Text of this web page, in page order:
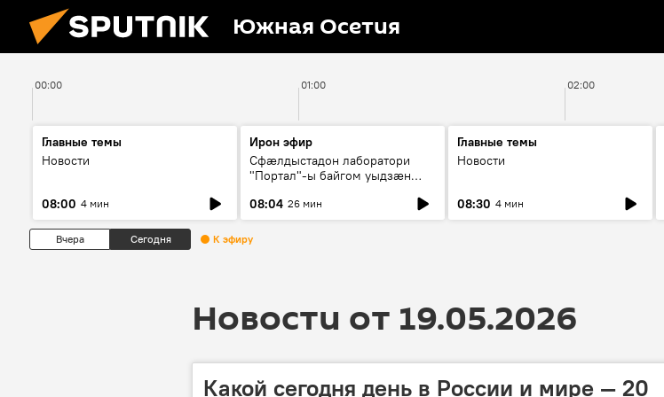
Южная Осетия
00:00 01:00 02:00
Главные темы
Новости
08:00 4 мин
Ирон эфир
Сфæлдыстадон лаборатори
"Портал"-ы байгом уыдзæн
Æхсары куыстыты равдыст
08:04 26 мин
Главные темы
Новости
08:30 4 мин
Вчера Сегодня К эфиру
Новости от 19.05.2026
Какой сегодня день в России и мире — 20